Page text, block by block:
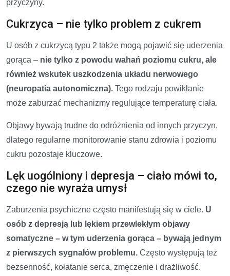
przyczyny.
Cukrzyca – nie tylko problem z cukrem
U osób z cukrzycą typu 2 także mogą pojawić się uderzenia
gorąca – nie tylko z powodu wahań poziomu cukru, ale
również wskutek uszkodzenia układu nerwowego
(neuropatia autonomiczna). Tego rodzaju powikłanie
może zaburzać mechanizmy regulujące temperaturę ciała.
Objawy bywają trudne do odróżnienia od innych przyczyn,
dlatego regularne monitorowanie stanu zdrowia i poziomu
cukru pozostaje kluczowe.
Lęk uogólniony i depresja – ciało mówi to,
czego nie wyraża umysł
Zaburzenia psychiczne często manifestują się w ciele. U
osób z depresją lub lękiem przewlekłym objawy
somatyczne – w tym uderzenia gorąca – bywają jednym
z pierwszych sygnałów problemu. Często występują też
bezsenność, kołatanie serca, zmęczenie i drażliwość.